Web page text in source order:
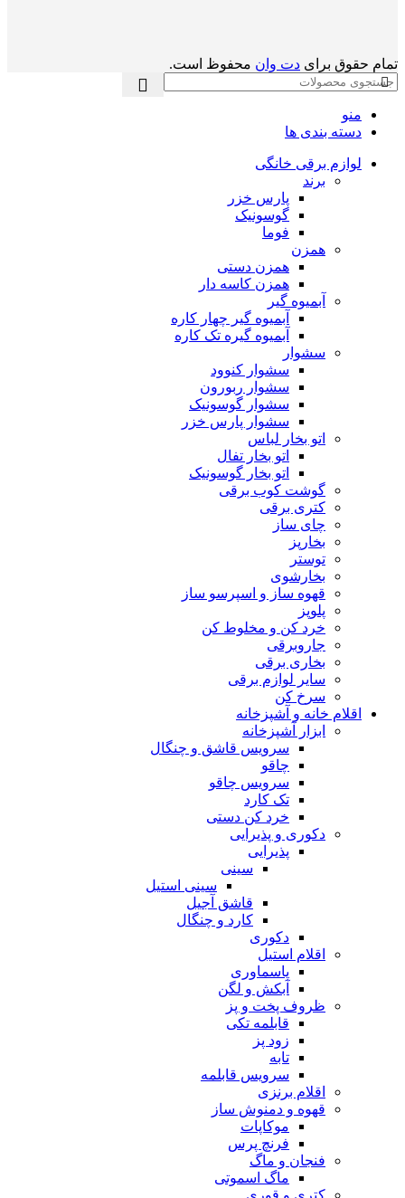
تمام حقوق برای دت وان محفوظ است.
منو
دسته بندی ها
لوازم برقی خانگی
برند
پارس خزر
گوسونیک
فوما
همزن
همزن دستی
همزن کاسه دار
آبمیوه گیر
آبمیوه گیر چهار کاره
آبمیوه گیره تک کاره
سشوار
سشوار کنوود
سشوار ربورون
سشوار گوسونیک
سشوار پارس خزر
اتو بخار لباس
اتو بخار تفال
اتو بخار گوسونیک
گوشت کوب برقی
کتری برقی
چای ساز
بخارپز
توستر
بخارشوی
قهوه ساز و اسپرسو ساز
پلوپز
خرد کن و مخلوط کن
جاروبرقی
بخاری برقی
سایر لوازم برقی
سرخ کن
اقلام خانه و آشپزخانه
ابزار آشپزخانه
سرویس قاشق و چنگال
چاقو
سرویس چاقو
تک کارد
خرد کن دستی
دکوری و پذیرایی
پذیرایی
سینی
سینی استیل
قاشق آجیل
کارد و چنگال
دکوری
اقلام استیل
پاسماوری
آبکش و لگن
ظروف پخت و پز
قابلمه تکی
زود پز
تابه
سرویس قابلمه
اقلام برنزی
قهوه و دمنوش ساز
موکاپات
فرنچ پرس
فنجان و ماگ
ماگ اسموتی
کتری و قوری